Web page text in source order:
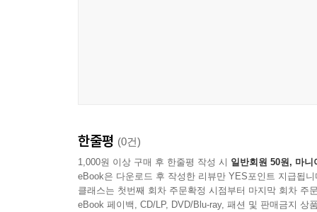
내가 줄기세포의 가장 중요한 역할로 항상성을
으로 움직이도록 신호를 제공하기 때문이다. 그
말할 필요는 없다. 줄기세포가 하는 가장 중요한
놓는 것’이다.
호밍(Homing, 아픈 부위를 찾아감): 줄기세포가
투영한다.
호메오스타시스(Homeostasis, 항상 정상을 유지
한줄평 (0건)
1,000원 이상 구매 후 한줄평 작성 시 일반회원 50원, 마니
eBook은 다운로드 후 작성한 리뷰만 YES포인트 지급됩니
클래스는 첫번째 회차 주문확정 시점부터 마지막 회차 주
eBook 페이백, CD/LP, DVD/Blu-ray, 패션 및 판매금지 상